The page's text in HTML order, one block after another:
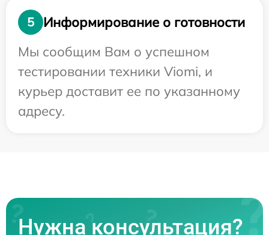
5
Информирование о готовности
Мы сообщим Вам о успешном
тестировании техники Viomi, и
курьер доставит ее по указанному
адресу.
Нужна консультация?